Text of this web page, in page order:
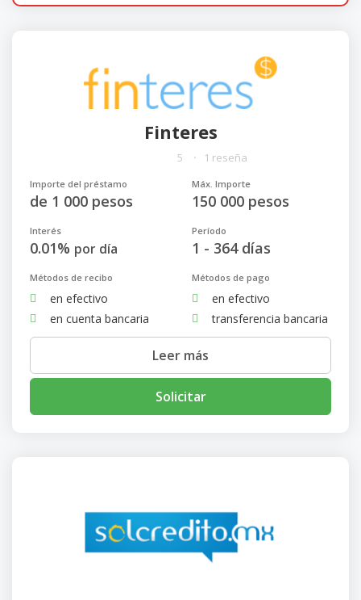
Finteres
5 1 reseña
Importe del préstamo
de 1 000 pesos
Máx. Importe
150 000 pesos
Interés
0.01% por día
Período
1 - 364 días
Métodos de recibo
en efectivo
en cuenta bancaria
Métodos de pago
en efectivo
transferencia bancaria
Leer más
Solicitar